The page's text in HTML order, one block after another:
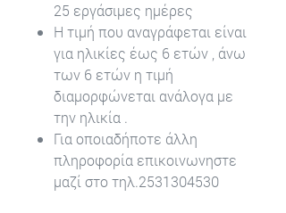
25 εργάσιμες ημέρες
Η τιμή που αναγράφεται είναι
για ηλικίες έως 6 ετών , άνω
των 6 ετών η τιμή
διαμορφώνεται ανάλογα με
την ηλικία .
Για οποιαδήποτε άλλη
πληροφορία επικοινωνηστε
μαζί στο τηλ.2531304530